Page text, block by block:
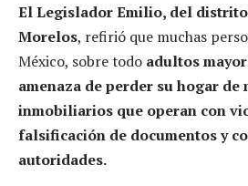
El Legislador Emilio, del distrito
Morelos, refirió que muchas
México, sobre todo adultos
amenaza de perder su hogar de
inmobiliarios que operan con
falsificación de documentos y
autoridades.